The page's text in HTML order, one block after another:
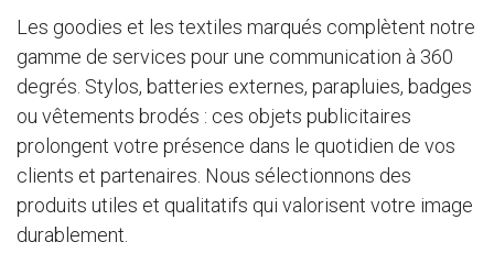
Les goodies et les textiles marqués complètent notre
gamme de services pour une communication à 360
degrés. Stylos, batteries externes, parapluies, badges
ou vêtements brodés : ces objets publicitaires
prolongent votre présence dans le quotidien de vos
clients et partenaires. Nous sélectionnons des
produits utiles et qualitatifs qui valorisent votre image
durablement.